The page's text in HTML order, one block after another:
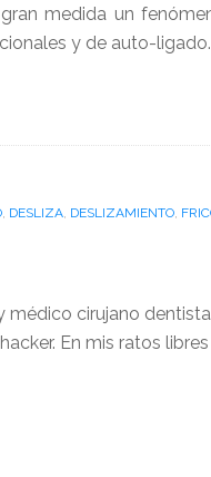
medida un
y de auto-ligado.
, DESLIZA, DESLIZAMIENTO,
médico cirujano
En mis ratos